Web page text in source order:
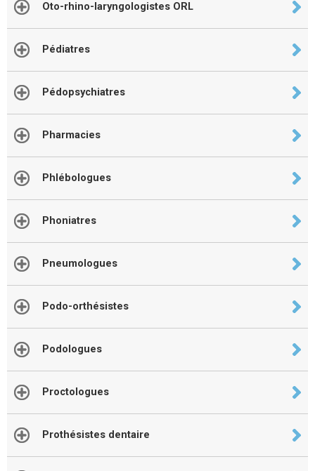
Oto-rhino-laryngologistes ORL
Pédiatres
Pédopsychiatres
Pharmacies
Phlébologues
Phoniatres
Pneumologues
Podo-orthésistes
Podologues
Proctologues
Prothésistes dentaire